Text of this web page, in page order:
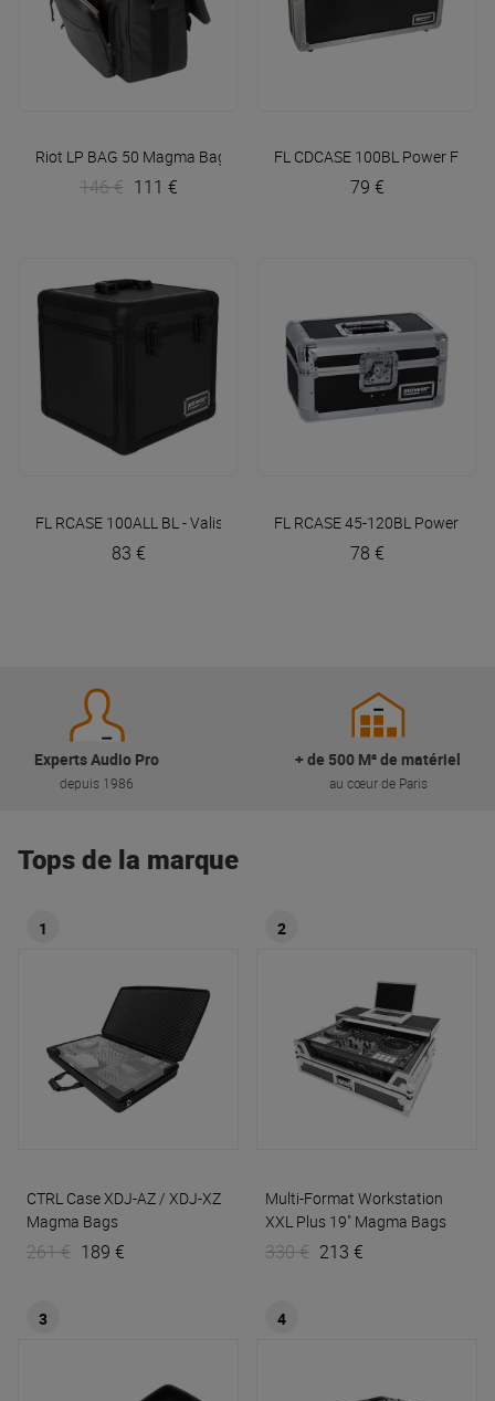
Riot LP BAG 50 Magma Bags
146 € 111 €
FL CDCASE 100BL Power Flights
79 €
FL RCASE 100ALL BL - Valise 100 vinylesPower Flights
83 €
FL RCASE 45-120BL Power
78 €
Experts Audio Pro
depuis 1986
+ de 500 M² de matériel
au cœur de Paris
Tops de la marque
1
CTRL Case XDJ-AZ / XDJ-XZ
Magma Bags
261 € 189 €
2
Multi-Format Workstation
XXL Plus 19" Magma Bags
330 € 213 €
3 4